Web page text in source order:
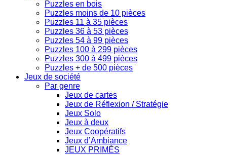
Puzzles en bois
Puzzles moins de 10 pièces
Puzzles 11 à 35 pièces
Puzzles 36 à 53 pièces
Puzzles 54 à 99 pièces
Puzzles 100 à 299 pièces
Puzzles 300 à 499 pièces
Puzzles + de 500 pièces
Jeux de société
Par genre
Jeux de cartes
Jeux de Réflexion / Stratégie
Jeux Solo
Jeux à deux
Jeux Coopératifs
Jeux d’Ambiance
JEUX PRIMÉS